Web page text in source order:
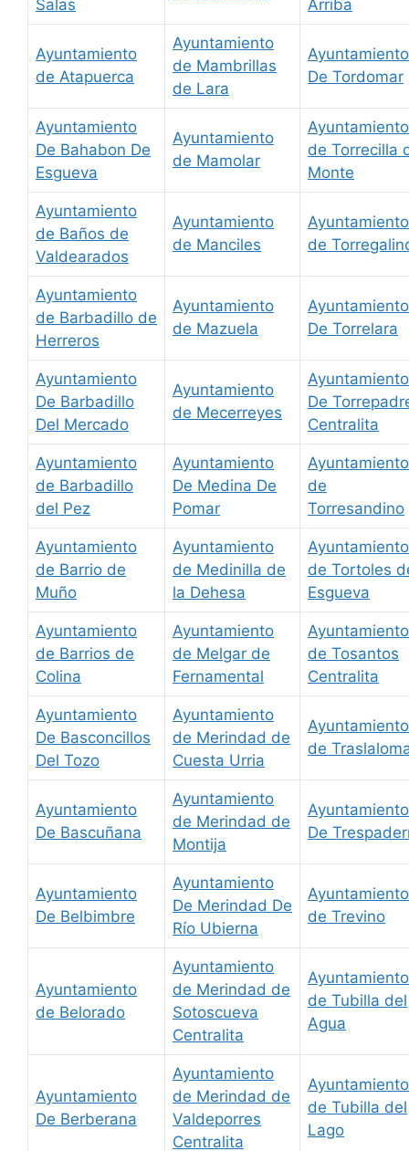
Salas
Arriba
Ayuntamiento
de Atapuerca
Ayuntamiento
de Mambrillas
de Lara
Ayuntamiento
De Tordomar
Ayuntamiento
De Bahabon De
Esgueva
Ayuntamiento
de Mamolar
Ayuntamiento
de Torrecilla
Monte
Ayuntamiento
de Baños de
Valdearados
Ayuntamiento
de Manciles
Ayuntamiento
de
Ayuntamiento
de Barbadillo de
Herreros
Ayuntamiento
de Mazuela
Ayuntamiento
De Torrelara
Ayuntamiento
De Barbadillo
Del Mercado
Ayuntamiento
de Mecerreyes
Ayuntamiento
De
Centralita
Ayuntamiento
de Barbadillo
del Pez
Ayuntamiento
De Medina De
Pomar
Ayuntamiento
de
Torresandino
Ayuntamiento
de Barrio de
Muño
Ayuntamiento
de Medinilla de
la Dehesa
Ayuntamiento
de Tortoles
Esgueva
Ayuntamiento
de Barrios de
Colina
Ayuntamiento
de Melgar de
Fernamental
Ayuntamiento
de Tosantos
Centralita
Ayuntamiento
De Basconcillos
Del Tozo
Ayuntamiento
de Merindad de
Cuesta Urria
Ayuntamiento
de
Ayuntamiento
De Bascuñana
Ayuntamiento
de Merindad de
Montija
Ayuntamiento
De
Ayuntamiento
De Belbimbre
Ayuntamiento
De Merindad De
Río Ubierna
Ayuntamiento
de Trevino
Ayuntamiento
de Belorado
Ayuntamiento
de Merindad de
Sotoscueva
Centralita
Ayuntamiento
de Tubilla del
Agua
Ayuntamiento
De Berberana
Ayuntamiento
de Merindad de
Valdeporres
Centralita
Ayuntamiento
de Tubilla del
Lago